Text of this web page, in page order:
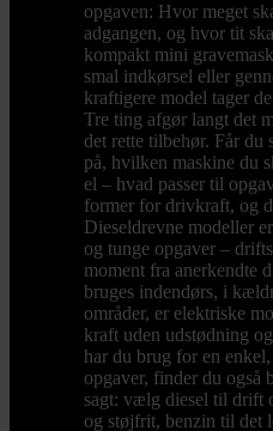
opgaven: Hvor meget
adgangen, og hvor tit
kompakt mini
smal indkørsel eller
kraftigere model tager
Tre ting afgør langt det
det rette tilbehør. Får du
på, hvilken maskine du
el – hvad passer til
former for drivkraft, og
Dieseldrevne modeller
og tunge opgaver –
moment fra anerkendte
bruges indendørs, i
områder, er elektriske
kraft uden udstødning
har du brug for en
opgaver, finder du også
sagt: vælg diesel til drift
og støjfrit, benzin til det